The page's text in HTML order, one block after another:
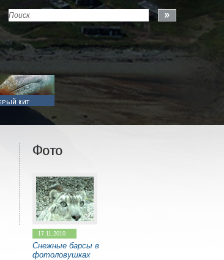
Фото
17.11.2010
Снежные барсы в
фотоловушках